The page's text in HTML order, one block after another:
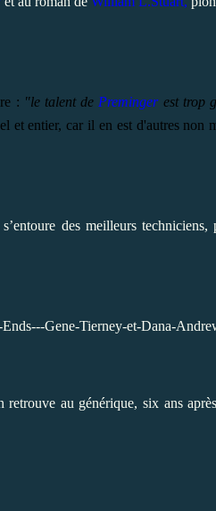
: "le talent de Premingerest trop
et entier, car il en est d'autres non
des meilleurs
retrouve au générique, six ans après